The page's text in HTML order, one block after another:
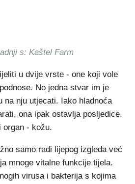
s: Kaštel Farm
u dvije vrste - one koji vole
No jedna stvar im je
na nju utjecati. Iako hladnoća
ona ipak ostavlja posljedice,
organ - kožu.
samo radi lijepog izgleda već
mnoge vitalne funkcije tijela.
virusa i bakterija s kojima